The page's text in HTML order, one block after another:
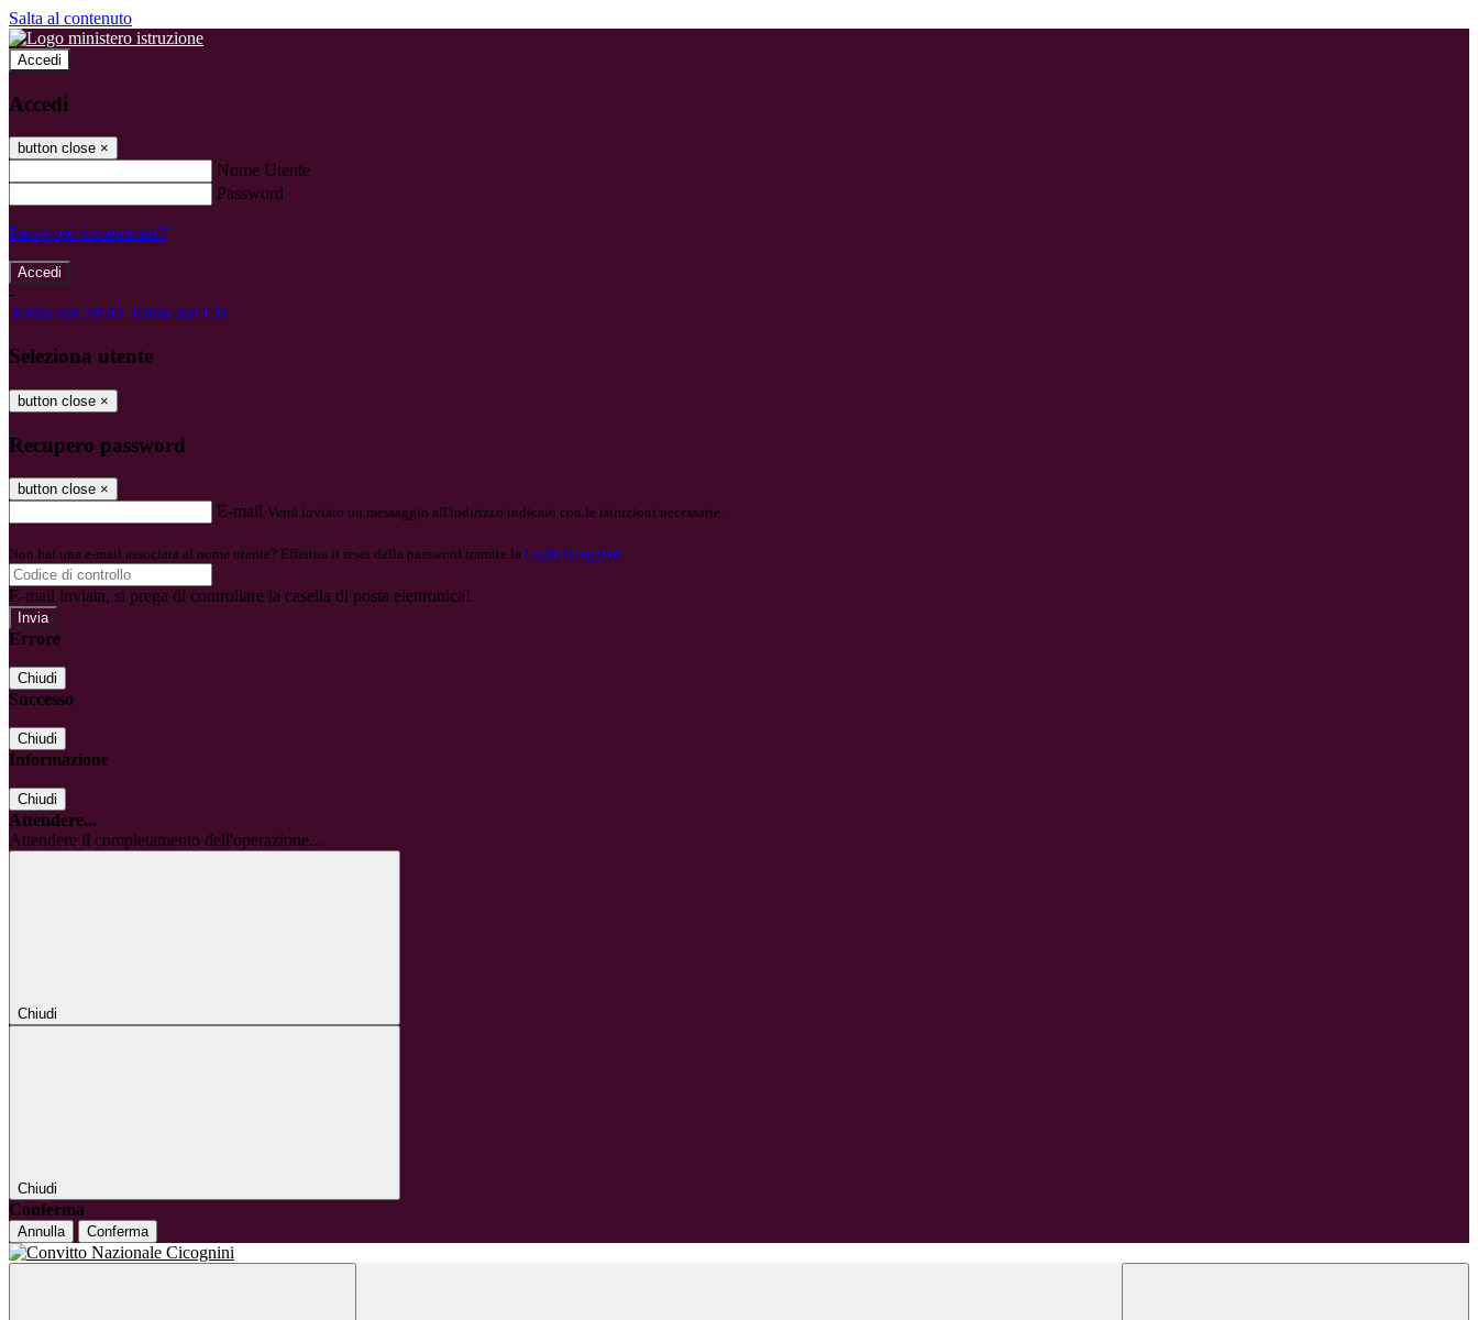
Salta al contenuto
Accedi
Accedi
button close ×
Nome Utente
Password
Password dimenticata?
-
Entra con SPID Entra con CIE
Seleziona utente
button close ×
Recupero password
button close ×
E-mail Verrà inviato un messaggio all'indirizzo indicato con le istruzioni necessarie.
Non hai una e-mail associata al nome utente? Effettua il reset della password tramite la Login Spaggiari
E-mail inviata, si prega di controllare la casella di posta elettronica!
Errore
Chiudi
Successo
Chiudi
Informazione
Chiudi
Attendere...
Attendere il completamento dell'operazione...
Chiudi
Chiudi
Conferma
Annulla Conferma